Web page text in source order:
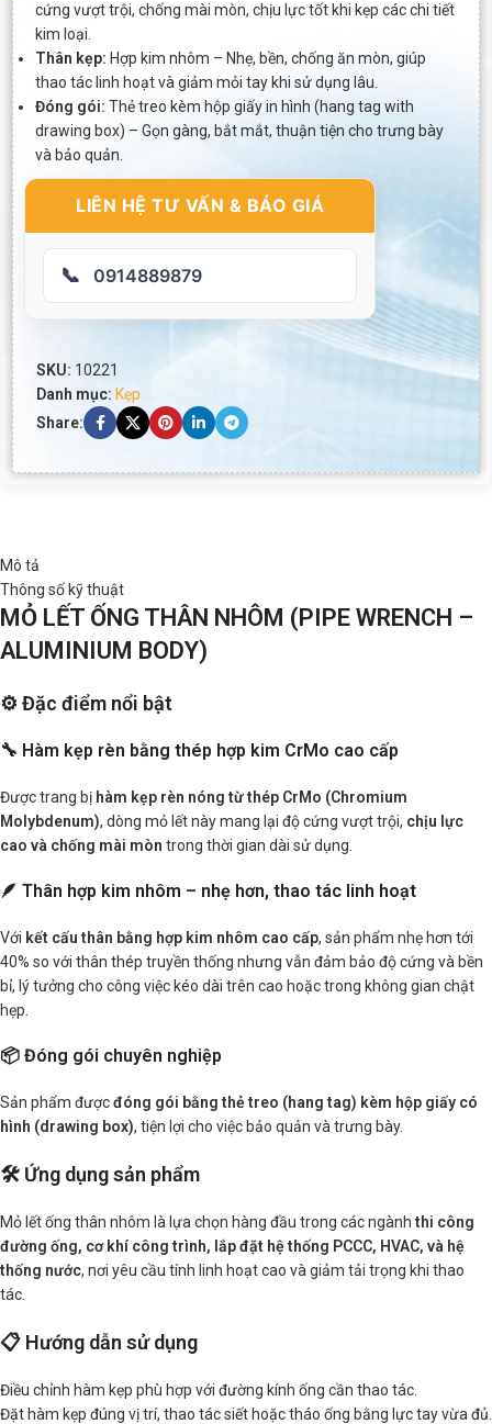
cứng vượt trội, chống mài mòn, chịu lực tốt khi kẹp các chi tiết
kim loại.
Thân kẹp: Hợp kim nhôm – Nhẹ, bền, chống ăn mòn, giúp
thao tác linh hoạt và giảm mỏi tay khi sử dụng lâu.
Đóng gói: Thẻ treo kèm hộp giấy in hình (hang tag with
drawing box) – Gọn gàng, bắt mắt, thuận tiện cho trưng bày
và bảo quản.
LIÊN HỆ TƯ VẤN & BÁO GIÁ
📞 0914889879
SKU: 10221
Danh mục: Kẹp
Share:
Mô tả
Thông số kỹ thuật
MỎ LẾT ỐNG THÂN NHÔM (PIPE WRENCH –
ALUMINIUM BODY)
⚙️ Đặc điểm nổi bật
🔧 Hàm kẹp rèn bằng thép hợp kim CrMo cao cấp
Được trang bị hàm kẹp rèn nóng từ thép CrMo (Chromium
Molybdenum), dòng mỏ lết này mang lại độ cứng vượt trội, chịu lực
cao và chống mài mòn trong thời gian dài sử dụng.
🪶 Thân hợp kim nhôm – nhẹ hơn, thao tác linh hoạt
Với kết cấu thân bằng hợp kim nhôm cao cấp, sản phẩm nhẹ hơn tới
40% so với thân thép truyền thống nhưng vẫn đảm bảo độ cứng và bền
bỉ, lý tưởng cho công việc kéo dài trên cao hoặc trong không gian chật
hẹp.
📦 Đóng gói chuyên nghiệp
Sản phẩm đượcđóng gói bằng thẻ treo (hang tag) kèm hộp giấy có
hình (drawing box), tiện lợi cho việc bảo quản và trưng bày.
🛠️ Ứng dụng sản phẩm
Mỏ lết ống thân nhôm là lựa chọn hàng đầu trong các ngànhthi công
đường ống, cơ khí công trình, lắp đặt hệ thống PCCC, HVAC, và hệ
thống nước, nơi yêu cầu tính linh hoạt cao và giảm tải trọng khi thao
tác.
📋 Hướng dẫn sử dụng
Điều chỉnh hàm kẹp phù hợp với đường kính ống cần thao tác.
Đặt hàm kẹp đúng vị trí, thao tác siết hoặc tháo ống bằng lực tay vừa đủ.